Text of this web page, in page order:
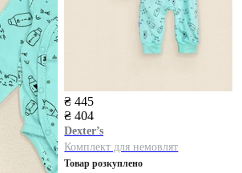
₴ 445
₴ 404
Dexter’s
Комплект для немовлят
Товар розкуплено